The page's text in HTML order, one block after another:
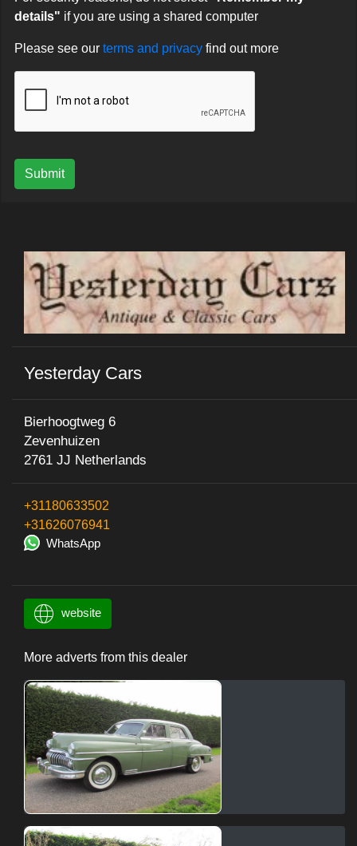
details" if you are using a shared computer
Please see our terms and privacy find out more
Submit
Yesterday Cars
Bierhoogtweg 6
Zevenhuizen
2761 JJ Netherlands
+31180633502
+31626076941
WhatsApp
website
More adverts from this dealer